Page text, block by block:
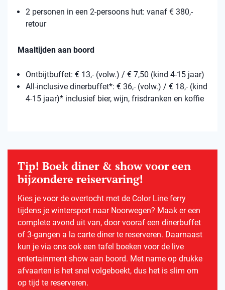
2 personen in een 2-persoons hut: vanaf € 380,-
retour
Maaltijden aan boord
Ontbijtbuffet: € 13,- (volw.) / € 7,50 (kind 4-15 jaar)
All-inclusive dinerbuffet*: € 36,- (volw.) / € 18,- (kind
4-15 jaar)* inclusief bier, wijn, frisdranken en koffie
Tip! Boek diner & show voor een
bijzondere reiservaring!
Kies je voor de overtocht met de Color Line ferry
tijdens je wintersport naar Noorwegen? Maak er een
complete avond uit van, door vooraf een dinerbuffet
of 3-gangen a la carte diner te reserveren. Daarnaast
kun je via ons ook een tafel boeken voor de live
entertainment show aan boord. Met name op drukke
afvaarten is het snel volgeboekt, dus het is slim om
op tijd te reserveren.